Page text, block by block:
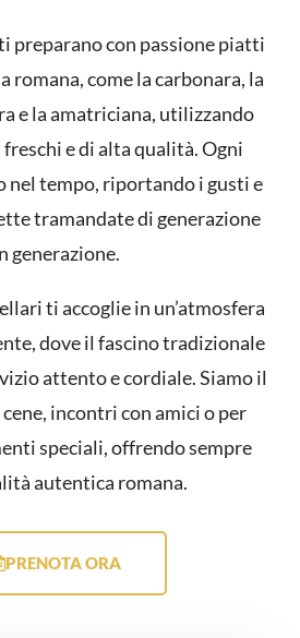
preparano con passione piatti
romana, come la carbonara, la
e la amatriciana, utilizzando
e di alta qualità. Ogni
nel tempo, riportando i gusti e
tramandate di generazione
generazione.
ti accoglie in un’atmosfera
dove il fascino tradizionale
attento e cordiale. Siamo il
incontri con amici o per
speciali, offrendo sempre
autentica romana.
PRENOTA ORA